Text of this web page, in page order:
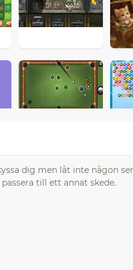
dig men låt inte någon
till ett annat skede.